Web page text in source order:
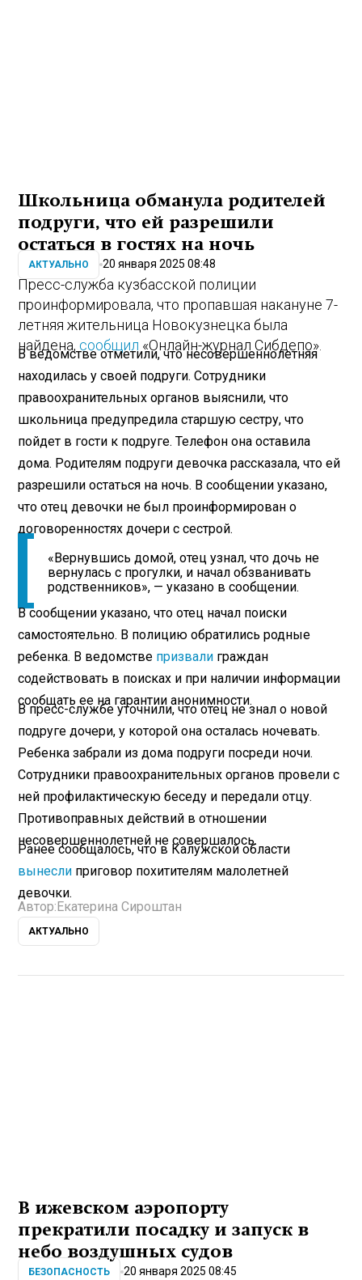
Школьница обманула родителей
подруги, что ей разрешили
остаться в гостях на ночь
АКТУАЛЬНО 20 января 2025 08:48
Пресс-служба кузбасской полиции
проинформировала, что пропавшая накануне 7-
летняя жительница Новокузнецка была
найдена, сообщил «Онлайн-журнал Сибдепо».
В ведомстве отметили, что несовершеннолетняя
находилась у своей подруги. Сотрудники
правоохранительных органов выяснили, что
школьница предупредила старшую сестру, что
пойдет в гости к подруге. Телефон она оставила
дома. Родителям подруги девочка рассказала, что ей
разрешили остаться на ночь. В сообщении указано,
что отец девочки не был проинформирован о
договоренностях дочери с сестрой.
«Вернувшись домой, отец узнал, что дочь не
вернулась с прогулки, и начал обзванивать
родственников», — указано в сообщении.
В сообщении указано, что отец начал поиски
самостоятельно. В полицию обратились родные
ребенка. В ведомстве призвали граждан
содействовать в поисках и при наличии информации
сообщать ее на гарантии анонимности.
В пресс-службе уточнили, что отец не знал о новой
подруге дочери, у которой она осталась ночевать.
Ребенка забрали из дома подруги посреди ночи.
Сотрудники правоохранительных органов провели с
ней профилактическую беседу и передали отцу.
Противоправных действий в отношении
несовершеннолетней не совершалось.
Ранее сообщалось, что в Калужской области
вынесли приговор похитителям малолетней
девочки.
Автор:Екатерина Сироштан
АКТУАЛЬНО
В ижевском аэропорту
прекратили посадку и запуск в
небо воздушных судов
БЕЗОПАСНОСТЬ 20 января 2025 08:45